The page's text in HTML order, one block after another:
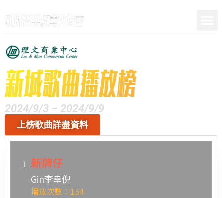
2024/9/3 – 2024/9/9
上榜歌曲詳盡資料
新牌仔
Gin李幸倪
播放次數：154